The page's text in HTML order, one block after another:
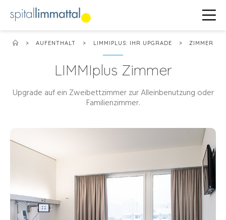
> AUFENTHALT > LIMMIPLUS: IHR UPGRADE > ZIMMER
LIMMIplus Zimmer
Upgrade auf ein Zweibettzimmer zur Alleinbenutzung oder
Familienzimmer.